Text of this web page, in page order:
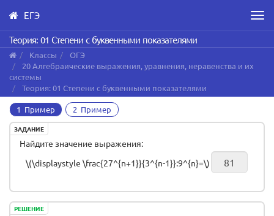
Skip
to
main
content
ЕГЭ
Теория: 01 Степени с буквенными показателями
Классы
ОГЭ
20 Алгебраические выражения, уравнения, неравенства и их
системы
Теория: 01 Степени с буквенными показателями
1 Пример 2 Пример
ЗАДАНИЕ
Найдите значение выражения:
\(\displaystyle \frac{27^{n+1}}{3^{n-1}}:9^{n}=\)
РЕШЕНИЕ